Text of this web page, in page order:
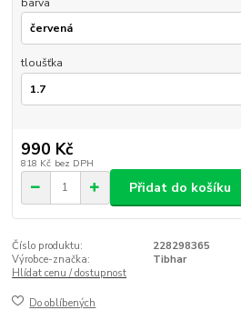
tloušťka
990 Kč
818 Kč bez DPH
Přidat do košíku
Číslo produktu:
228298365
Výrobce-značka:
Tibhar
Hlídat cenu / dostupnost
Do oblíbených